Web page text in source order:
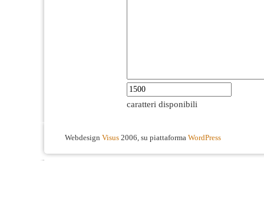
caratteri disponibili
Webdesign Visus 2006, su piattaforma WordPress